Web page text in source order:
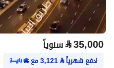
⃁35,000 سنوياً
ادفع شهرياً⃁
3,121مع